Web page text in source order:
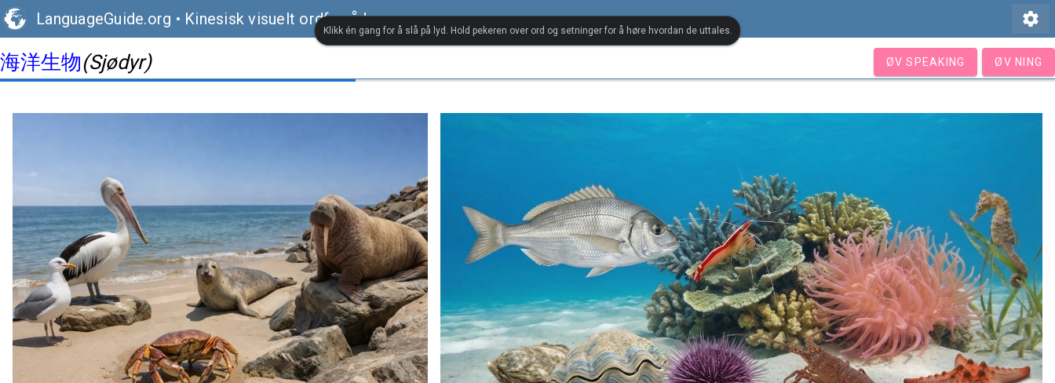
LanguageGuide.org • Kinesisk visuelt ordforråd settings
海洋生物(Sjødyr) ØV SPEAKING ØV NING
Klikk én gang for å slå på lyd. Hold pekeren over ord og setninger for å høre hvordan de uttales.